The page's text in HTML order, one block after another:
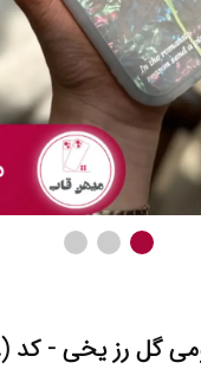
رز یخی - کد (۱۵۱۱۸)